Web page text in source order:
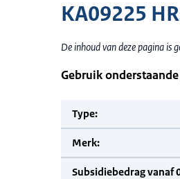
KA09225
De inhoud van deze pagina is
Gebruik
Type:
Merk:
Subsidiebedrag vanaf